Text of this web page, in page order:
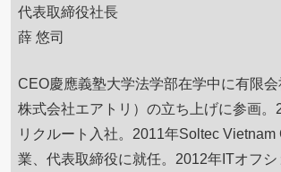
代表取締役社長
薛 悠司
CEO慶應義塾大学法学部在学中に有限
株式会社エアトリ）の立ち上げに参画。
リクルート入社。2011年Soltec Vietnam
業、代表取締役に就任。2012年ITオフ